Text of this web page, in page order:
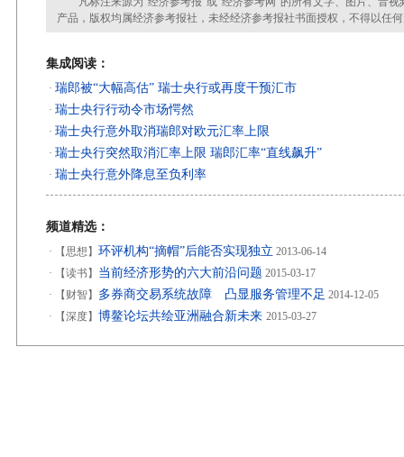
产品，版权均属经济参考报社，未经经济参考报社书面授权，不得以任
集成阅读：
· 瑞郎被“大幅高估” 瑞士央行或再度干预汇市
· 瑞士央行行动令市场愕然
· 瑞士央行意外取消瑞郎对欧元汇率上限
· 瑞士央行突然取消汇率上限 瑞郎汇率“直线飙升”
· 瑞士央行意外降息至负利率
频道精选：
· 【思想】 环评机构“摘帽”后能否实现独立 2013-06-14
·
【读书】 当前经济形势的六大前沿问题 2015-03-17
·
【财智】 多券商交易系统故障 凸显服务管理不足 2014-12-05
·
【深度】 博鳌论坛共绘亚洲融合新未来 2015-03-27